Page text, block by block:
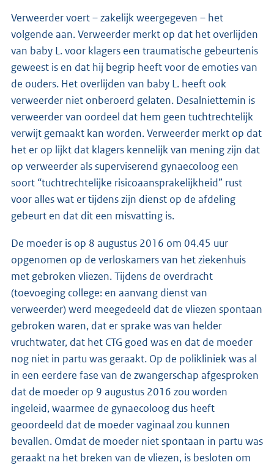
Verweerder voert – zakelijk weergegeven – het
volgende aan. Verweerder merkt op dat het overlijden
van baby L. voor klagers een traumatische gebeurtenis
geweest is en dat hij begrip heeft voor de emoties van
de ouders. Het overlijden van baby L. heeft ook
verweerder niet onberoerd gelaten. Desalniettemin is
verweerder van oordeel dat hem geen tuchtrechtelijk
verwijt gemaakt kan worden. Verweerder merkt op dat
het er op lijkt dat klagers kennelijk van mening zijn dat
op verweerder als superviserend gynaecoloog een
soort “tuchtrechtelijke risicoaansprakelijkheid” rust
voor alles wat er tijdens zijn dienst op de afdeling
gebeurt en dat dit een misvatting is.
De moeder is op 8 augustus 2016 om 04.45 uur
opgenomen op de verloskamers van het ziekenhuis
met gebroken vliezen. Tijdens de overdracht
(toevoeging college: en aanvang dienst van
verweerder) werd meegedeeld dat de vliezen spontaan
gebroken waren, dat er sprake was van helder
vruchtwater, dat het CTG goed was en dat de moeder
nog niet in partu was geraakt. Op de polikliniek was al
in een eerdere fase van de zwangerschap afgesproken
dat de moeder op 9 augustus 2016 zou worden
ingeleid, waarmee de gynaecoloog dus heeft
geoordeeld dat de moeder vaginaal zou kunnen
bevallen. Omdat de moeder niet spontaan in partu was
geraakt na het breken van de vliezen, is besloten om